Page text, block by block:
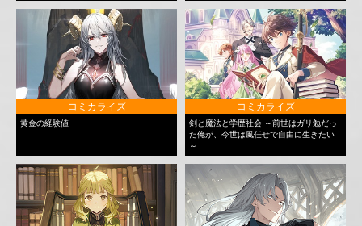
コミカライズ
黄金の経験値
コミカライズ
剣と魔法と学歴社会 ～前世はガリ勉だっ
た俺が、今世は風任せで自由に生きたい
～